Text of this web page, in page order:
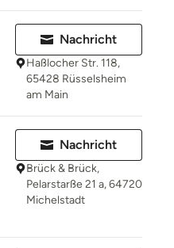
Nachricht
Haßlocher Str. 118,
65428 Rüsselsheim
am Main
Nachricht
Brück & Brück,
Pelarstarße 21 a, 64720
Michelstadt